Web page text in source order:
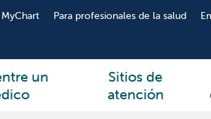
Para profesionales de la salud
un
Sitios de
atención